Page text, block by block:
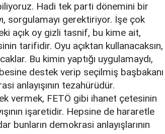
Hadi tek parti dönemini bir
sorgulamayı gerektiriyor. İşe çok
açık oy gizli tasnif, bu kime ait,
tarifidir. Oyu açıktan kullanacaksın,
Bu kimin yaptığı uygulamaydı,
destek verip seçilmiş başbakanı
anlayışının tezahürüdür.
vermek, FETÖ gibi ihanet çetesinin
işaretidir. Hepsine de hararetle
demokrasi anlayışlarının